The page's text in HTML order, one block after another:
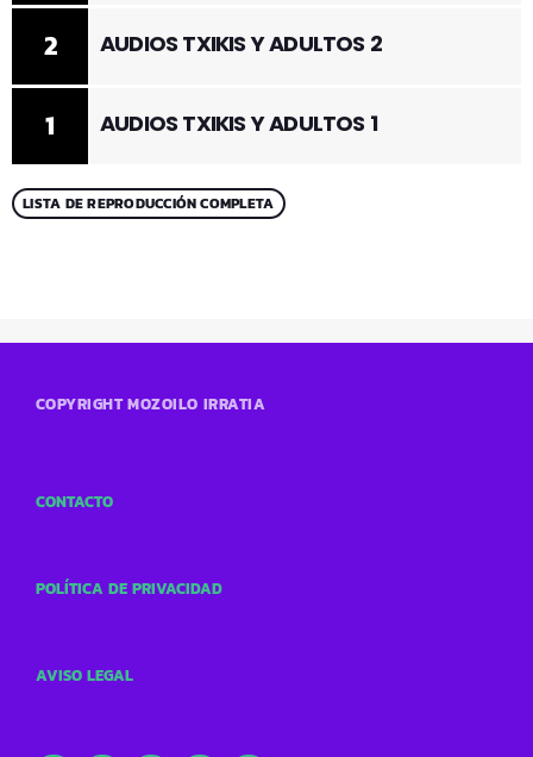
1 AUDIOS TXIKIS Y ADULTOS 1
2 AUDIOS TXIKIS Y ADULTOS 2
LISTA DE REPRODUCCIÓN COMPLETA
COPYRIGHT MOZOILO IRRATIA
CONTACTO
POLÍTICA DE PRIVACIDAD
AVISO LEGAL